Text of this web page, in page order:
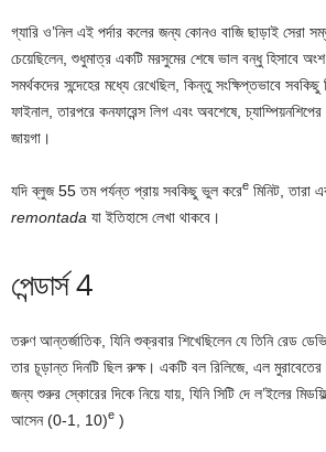
গ্যারি ও’নিল এই পর্দার কলের জন্য কোনও বাজি ছাড়াই সেরা
চেয়েছিলেন, শুধুমাত্র একটি মরসুমের শেষে ভাল বন্ধু হিসাবে অংশ
সমর্থকদের সন্দেহের মধ্যে রেখেছিল, কিন্তু সংক্ষিপ্তভাবে
ফাইনাল, তারপরে কনফারেন্স লিগ এবং অবশেষে,
জায়গা।
যদি ব্লুজ 55 তম পর্যন্ত প্রায় সবকিছু ভুল করেe মিনিট, তারা
remontada যা ইতিহাসে লেখা থাকবে।
পেন্ডার্স 4
তরুণ আন্তর্জাতিক, যিনি শুক্রবার শিখেছিলেন যে তিনি রেড
তার চূড়ান্ত দিনটি ছিল রুক্ষ। একটি বল রিলিজে, এল মুরাবেতের
জন্য শুরুর স্কোরের দিকে নিয়ে যায়, যিনি সিটি দে ল’ইলের
আসেন (0-1, 10)e )